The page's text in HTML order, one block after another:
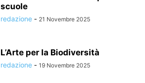
scuole
redazione - 21 Novembre 2025
L’Arte per la Biodiversità
redazione - 19 Novembre 2025